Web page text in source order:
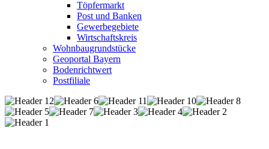
Töpfermarkt
Post und Banken
Gewerbegebiete
Wirtschaftskreis
Wohnbaugrundstücke
Geoportal Bayern
Bodenrichtwert
Postfiliale